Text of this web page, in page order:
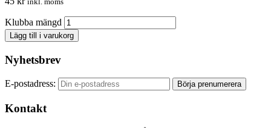
Klubba mängd
Lägg till i varukorg
Nyhetsbrev
E-postadress:
Kontakt